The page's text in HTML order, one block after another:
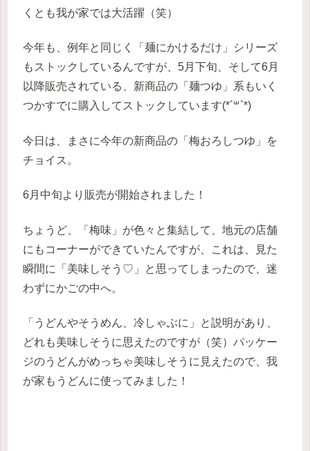
くとも我が家では大活躍（笑）
今年も、例年と同じく「麺にかけるだけ」シリーズ
もストックしているんですが、5月下旬、そして6月
以降販売されている、新商品の「麺つゆ」系もいく
つかすでに購入してストックしています(*´꒳`*)
今日は、まさに今年の新商品の「梅おろしつゆ」を
チョイス。
6月中旬より販売が開始されました！
ちょうど、「梅味」が色々と集結して、地元の店舗
にもコーナーができていたんですが、これは、見た
瞬間に「美味しそう♡」と思ってしまったので、迷
わずにかごの中へ。
「うどんやそうめん、冷しゃぶに」と説明があり、
どれも美味しそうに思えたのですが（笑）パッケー
ジのうどんがめっちゃ美味しそうに見えたので、我
が家もうどんに使ってみました！